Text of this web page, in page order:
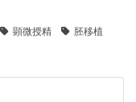
顕微授精 胚移植